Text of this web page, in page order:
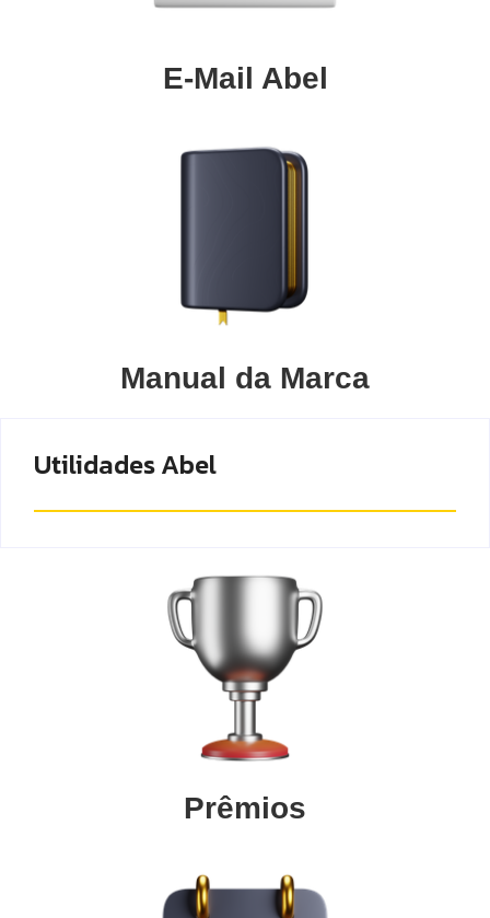
E-Mail Abel
Manual da Marca
Utilidades Abel
Prêmios